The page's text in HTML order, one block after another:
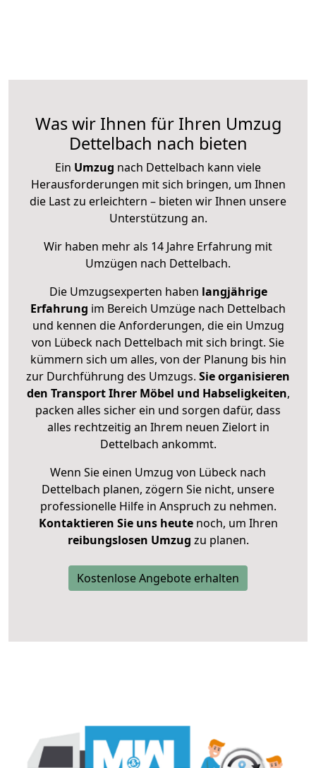
Was wir Ihnen für Ihren Umzug
Dettelbach nach bieten
Ein Umzug nach Dettelbach kann viele
Herausforderungen mit sich bringen, um Ihnen
die Last zu erleichtern – bieten wir Ihnen unsere
Unterstützung an.
Wir haben mehr als 14 Jahre Erfahrung mit
Umzügen nach Dettelbach.
Die Umzugsexperten haben langjährige
Erfahrung im Bereich Umzüge nach Dettelbach
und kennen die Anforderungen, die ein Umzug
von Lübeck nach Dettelbach mit sich bringt. Sie
kümmern sich um alles, von der Planung bis hin
zur Durchführung des Umzugs. Sie organisieren
den Transport Ihrer Möbel und Habseligkeiten,
packen alles sicher ein und sorgen dafür, dass
alles rechtzeitig an Ihrem neuen Zielort in
Dettelbach ankommt.
Wenn Sie einen Umzug von Lübeck nach
Dettelbach planen, zögern Sie nicht, unsere
professionelle Hilfe in Anspruch zu nehmen.
Kontaktieren Sie uns heutenoch, um Ihren
reibungslosen Umzug zu planen.
Kostenlose Angebote erhalten